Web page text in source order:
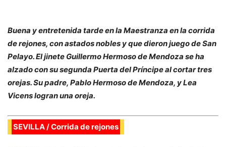
Buena y entretenida tarde en la Maestranza en la corrida
de rejones, con astados nobles y que dieron juego de San
Pelayo. El jinete Guillermo Hermoso de Mendoza se ha
alzado con su segunda Puerta del Príncipe al cortar tres
orejas. Su padre, Pablo Hermoso de Mendoza, y Lea
Vicens logran una oreja.
SEVILLA / Corrida de rejones